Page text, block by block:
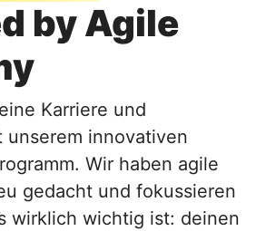
by Agile
Karriere und
unserem innovativen
Wir haben agile
gedacht und fokussieren
wirklich wichtig ist: deinen